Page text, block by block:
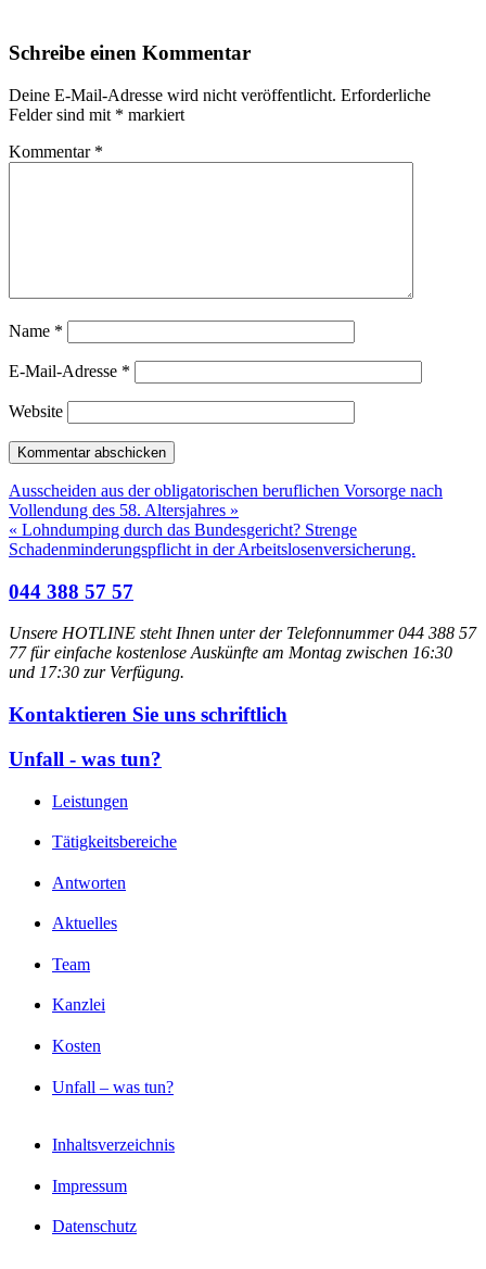
Schreibe einen Kommentar
Deine E-Mail-Adresse wird nicht veröffentlicht. Erforderliche
Felder sind mit * markiert
Kommentar *
Name *
E-Mail-Adresse *
Website
Ausscheiden aus der obligatorischen beruflichen Vorsorge nach
Vollendung des 58. Altersjahres »
« Lohndumping durch das Bundesgericht? Strenge
Schadenminderungspflicht in der Arbeitslosenversicherung.
044 388 57 57
Unsere HOTLINE steht Ihnen unter der Telefonnummer 044 388 57
77 für einfache kostenlose Auskünfte am Montag zwischen 16:30
und 17:30 zur Verfügung.
Kontaktieren Sie uns schriftlich
Unfall - was tun?
Leistungen
Tätigkeitsbereiche
Antworten
Aktuelles
Team
Kanzlei
Kosten
Unfall – was tun?
Inhaltsverzeichnis
Impressum
Datenschutz